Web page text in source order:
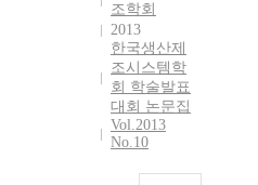
조학회
2013
한국생산제
조시스템학
회 학술발표
대회 논문집
Vol.2013
No.10